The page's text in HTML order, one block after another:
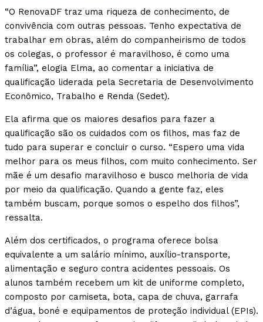
“O RenovaDF traz uma riqueza de conhecimento, de
convivência com outras pessoas. Tenho expectativa de
trabalhar em obras, além do companheirismo de todos
os colegas, o professor é maravilhoso, é como uma
família”, elogia Elma, ao comentar a iniciativa de
qualificação liderada pela Secretaria de Desenvolvimento
Econômico, Trabalho e Renda (Sedet).
Ela afirma que os maiores desafios para fazer a
qualificação são os cuidados com os filhos, mas faz de
tudo para superar e concluir o curso. “Espero uma vida
melhor para os meus filhos, com muito conhecimento. Ser
mãe é um desafio maravilhoso e busco melhoria de vida
por meio da qualificação. Quando a gente faz, eles
também buscam, porque somos o espelho dos filhos”,
ressalta.
Além dos certificados, o programa oferece bolsa
equivalente a um salário mínimo, auxílio-transporte,
alimentação e seguro contra acidentes pessoais. Os
alunos também recebem um kit de uniforme completo,
composto por camiseta, bota, capa de chuva, garrafa
d’água, boné e equipamentos de proteção individual (EPIs).